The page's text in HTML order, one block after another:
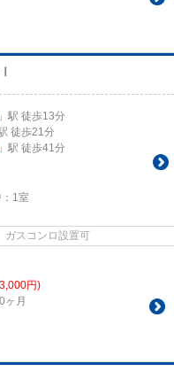
」駅 徒歩13分
徒歩21分
」駅 徒歩41分
1室
スコンロ設置可
円)
ヶ月